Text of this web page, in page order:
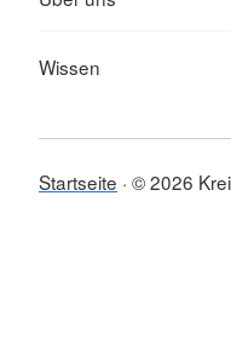
Wissen
Startseite © 2026